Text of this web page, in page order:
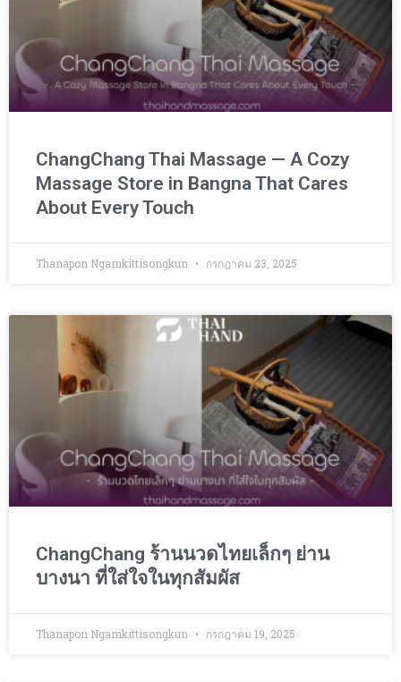
ChangChang Thai Massage — A Cozy
Massage Store in Bangna That Cares
About Every Touch
Thanapon Ngamkittisongkun กรกฎาคม 23, 2025
ChangChang ร้านนวดไทยเล็กๆ ย่าน
บางนา ที่ใส่ใจในทุกสัมผัส
Thanapon Ngamkittisongkun กรกฎาคม 19, 2025